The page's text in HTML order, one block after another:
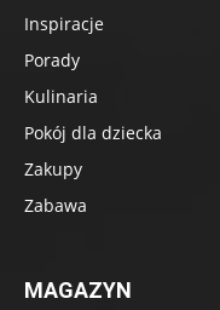
Inspiracje
Porady
Kulinaria
Pokój dla dziecka
Zakupy
Zabawa
MAGAZYN